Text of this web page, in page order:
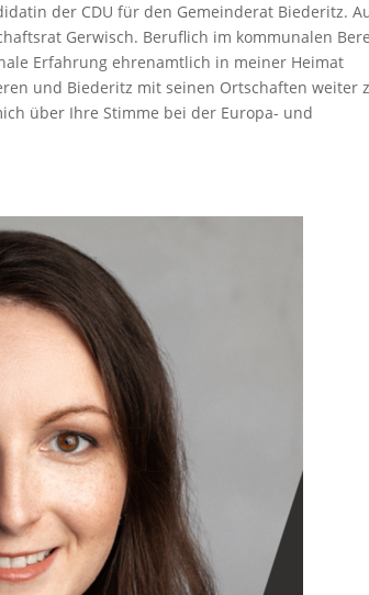
der CDU für den Gemeinderat Biederitz.
Gerwisch. Beruflich im kommunalen
Erfahrung ehrenamtlich in meiner Heimat
und Biederitz mit seinen Ortschaften weiter
über Ihre Stimme bei der Europa- und